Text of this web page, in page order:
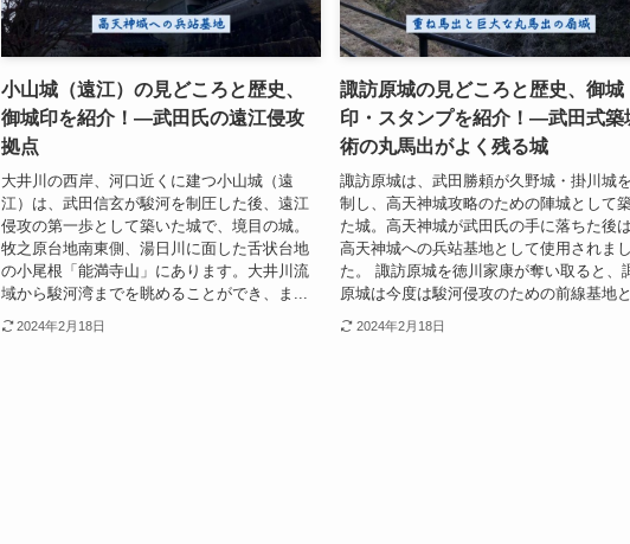
小山城（遠江）の見どころと歴史、
御城印を紹介！―武田氏の遠江侵攻
拠点
大井川の西岸、河口近くに建つ小山城（遠
江）は、武田信玄が駿河を制圧した後、遠江
侵攻の第一歩として築いた城で、境目の城。
牧之原台地南東側、湯日川に面した舌状台地
の小尾根「能満寺山」にあります。大井川流
域から駿河湾までを眺めることができ、ま...
2024年2月18日
諏訪原城の見どころと歴史、御城
印・スタンプを紹介！―武田式築
術の丸馬出がよく残る城
諏訪原城は、武田勝頼が久野城・掛川城
制し、高天神城攻略のための陣城として
た城。高天神城が武田氏の手に落ちた後は
高天神城への兵站基地として使用されまし
た。 諏訪原城を徳川家康が奪い取ると、
原城は今度は駿河侵攻のための前線基地と
2024年2月18日